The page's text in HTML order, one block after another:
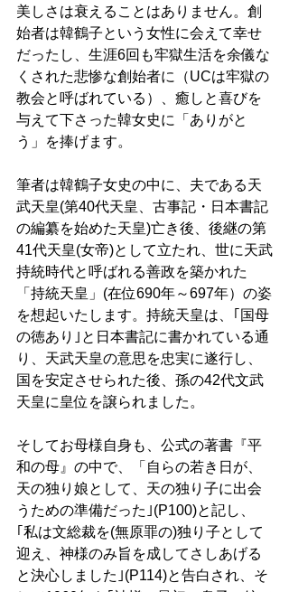
美しさは衰えることはありません。創
始者は韓鶴子という女性に会えて幸せ
だったし、生涯6回も牢獄生活を余儀な
くされた悲惨な創始者に（UCは牢獄の
教会と呼ばれている）、癒しと喜びを
与えて下さった韓女史に「ありがと
う」を捧げます。
筆者は韓鶴子女史の中に、夫である天
武天皇(第40代天皇、古事記・日本書記
の編纂を始めた天皇)亡き後、後継の第
41代天皇(女帝)として立たれ、世に天武
持統時代と呼ばれる善政を築かれた
「持統天皇」(在位690年～697年）の姿
を想起いたします。持統天皇は、｢国母
の徳あり｣と日本書記に書かれている通
り、天武天皇の意思を忠実に遂行し、
国を安定させられた後、孫の42代文武
天皇に皇位を譲られました。
そしてお母様自身も、公式の著書『平
和の母』の中で、「自らの若き日が、
天の独り娘として、天の独り子に出会
うための準備だった｣(P100)と記し、
｢私は文総裁を(無原罪の)独り子として
迎え、神様のみ旨を成してさしあげる
と決心しました｣(P114)と告白され、そ